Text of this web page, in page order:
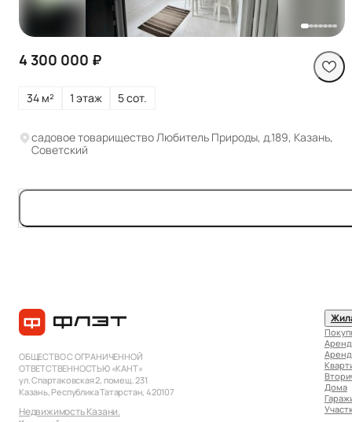
4 300 000 ₽
34 м² 1 этаж 5 сот.
садовое товарищество Любитель Природы, д.189, Казань,
Советский
Дома
ОБЩЕСТВО С ОГРАНИЧЕННОЙ
ОТВЕТСТВЕННОСТЬЮ «КАНТ»
ул. Спартаковская 2, помещ. 231
Казань, Республика Татарстан, 420107
Недвижимость Казани.